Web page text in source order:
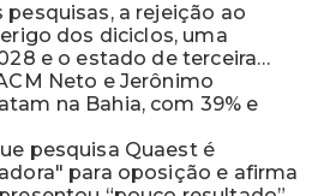
a rejeição ao
dos diciclos, uma
e o estado de terceira
Neto e Jerônimo
na Bahia, com 39% e
pesquisa Quaest é
para oposição e afirma